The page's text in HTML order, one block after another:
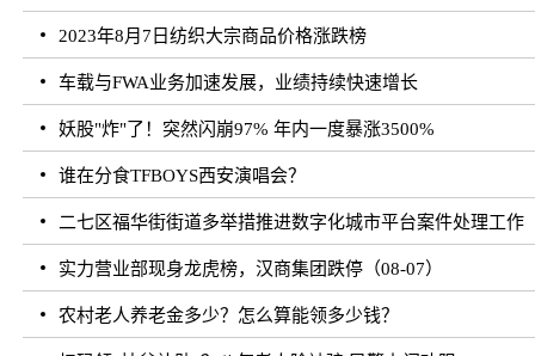
2023年8月7日纺织大宗商品价格涨跌榜
车载与FWA业务加速发展，业绩持续快速增长
妖股"炸"了！突然闪崩97% 年内一度暴涨3500%
谁在分食TFBOYS西安演唱会？
二七区福华街街道多举措推进数字化城市平台案件处理工作
实力营业部现身龙虎榜，汉商集团跌停（08-07）
农村老人养老金多少？怎么算能领多少钱？